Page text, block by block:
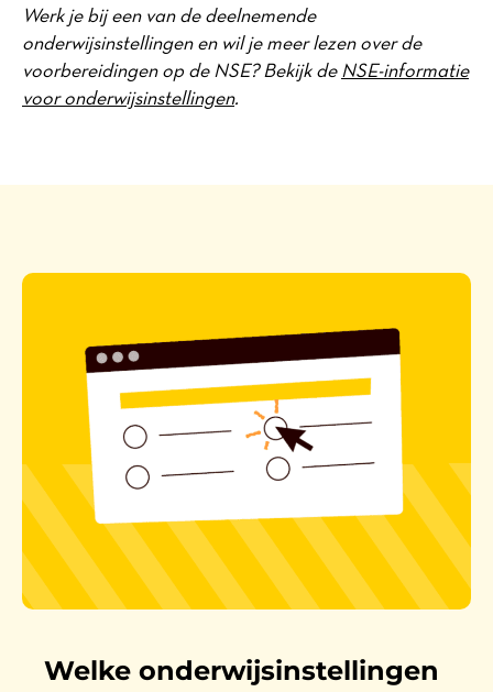
Werk je bij een van de deelnemende
onderwijsinstellingen en wil je meer lezen over de
voorbereidingen op de NSE? Bekijk de NSE-informatie
voor onderwijsinstellingen.
Welke onderwijsinstellingen